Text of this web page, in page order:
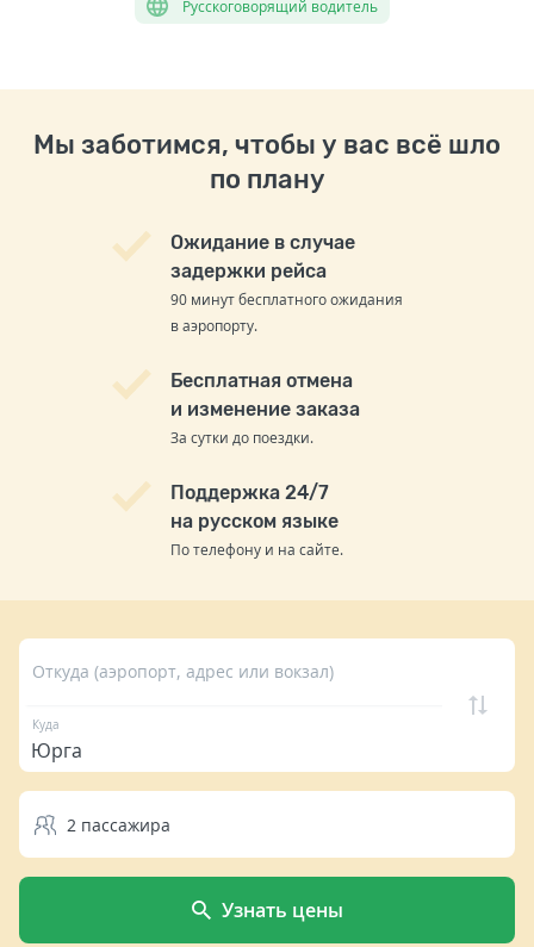
Русскоговорящий водитель
Мы заботимся, чтобы у вас всё шло
по плану
Ожидание в случае
задержки рейса
90 минут бесплатного ожидания
в аэропорту.
Бесплатная отмена
и изменение заказа
За сутки до поездки.
Поддержка 24/7
на русском языке
По телефону и на сайте.
Откуда (аэропорт, адрес или вокзал)
Куда
2 пассажира
Узнать цены